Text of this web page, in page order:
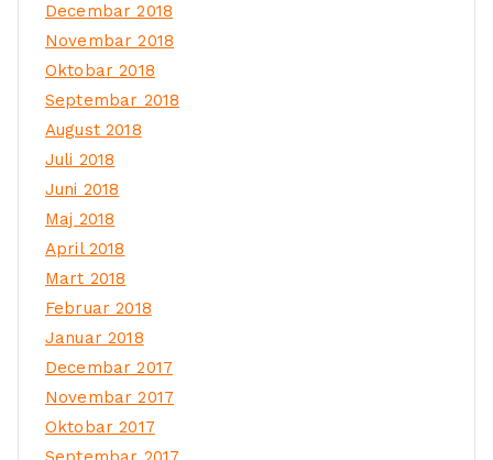
Decembar 2018
Novembar 2018
Oktobar 2018
Septembar 2018
August 2018
Juli 2018
Juni 2018
Maj 2018
April 2018
Mart 2018
Februar 2018
Januar 2018
Decembar 2017
Novembar 2017
Oktobar 2017